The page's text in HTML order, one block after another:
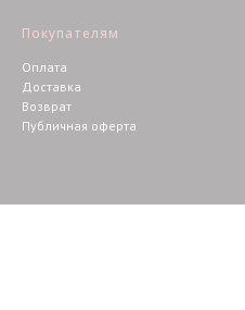
Покупателям
Оплата
Доставка
Возврат
Публичная оферта